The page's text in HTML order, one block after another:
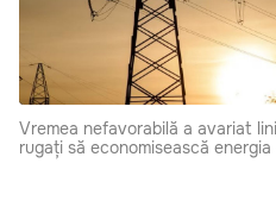
Vremea nefavorabilă a avariat
rugați să economisească